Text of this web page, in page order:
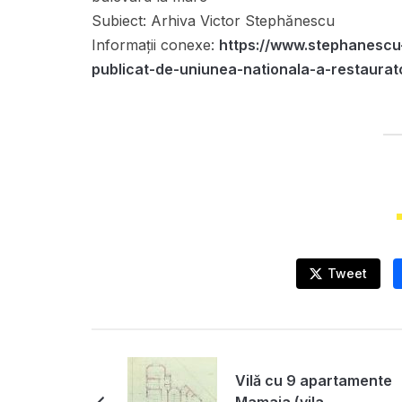
Subiect: Arhiva Victor Stephănescu
Informații conexe: https://
publicat-de-uniunea-nationala-a-
Tweet
Vilă cu 9 apartamente